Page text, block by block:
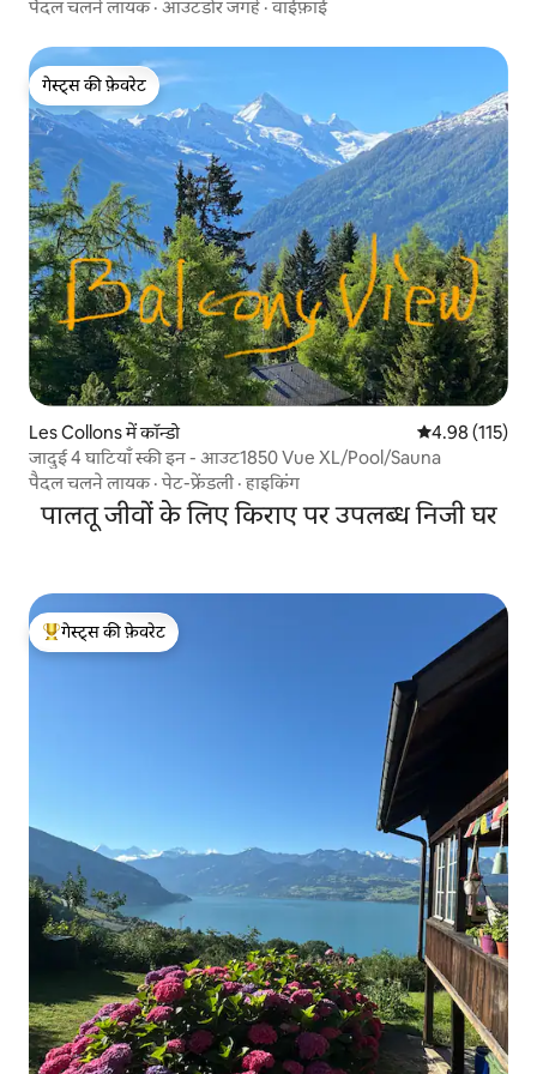
पैदल चलने लायक· आउटडोर जगहें ·वाईफ़ाई
गेस्ट्स की फ़ेवरेट
गेस्ट्स की फ़ेवरेट
Les Collons में कॉन्डो औसत रेटिंग 5 में से
4.98 (115)
जादुई 4 घाटियाँ स्की इन - आउट1850 Vue XL/Pool/Sauna
पैदल चलने लायक·पेट-फ्रेंडली ·हाइकिंग
पालतू जीवों के लिए किराए पर उपलब्ध निजी घर
गेस्ट्स का टॉप फ़ेवरेट
गेस्ट्स की फ़ेवरेट